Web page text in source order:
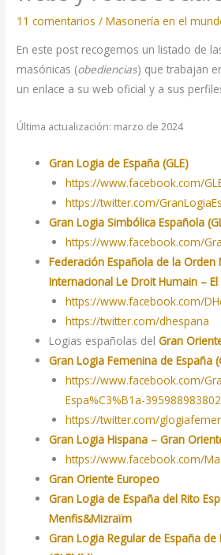
11 comentarios /Masonería en el
En este post recogemos un listado de
masónicas (obediencias) que trabajan
un enlace a su web oficial y a sus
Última actualización: marzo de 2024
Gran Logia de España (GLE)
https://www.facebook.com/
https://twitter.com/
Gran Logia Simbólica Española
https://www.facebook.com/
Federación Española de la Orden
Internacional Le Droit Humain –
https://www.facebook.com/
https://twitter.com/dhespana
Logias españolas delGran
Gran Logia Femenina de España
https://www.facebook.com/
Espa%C3%B1a-
https://twitter.com/
Gran Logia Hispana – Gran
https://www.facebook.com/
Gran Oriente Europeo
Gran Logia de España del Rito
Menfis&Mizraïm
Gran Logia Regular de España